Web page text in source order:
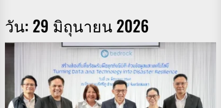
วัน: 29 มิถุนายน 2026